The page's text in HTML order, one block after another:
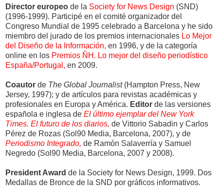
Director europeo de la Society for News Design (SND)
(1996-1999). Participé en el comité organizador del
Congreso Mundial de 1995 celebrado a Barcelona y he sido
miembro del jurado de los premios internacionales Lo Mejor
del Diseño de la Información, en 1996, y de la categoría
online en los Premios ÑH. Lo mejor del diseño periodístico
España/Portugal, en 2009.
Coautor de The Global Journalist(Hampton Press, New
Jersey, 1997); y de artículos para revistas académicas y
profesionales en Europa y América. Editor de las versiones
española e inglesa de El último ejemplar del New York
Times. El futuro de los diarios, de Vittorio Sabadin y Carlos
Pérez de Rozas (Sol90 Media, Barcelona, 2007), y de
Periodismo Integrado, de Ramón Salaverría y Samuel
Negredo (Sol90 Media, Barcelona, 2007 y 2008).
President Award de la Society for News Design, 1999. Dos
Medallas de Bronce de la SND por gráficos informativos.